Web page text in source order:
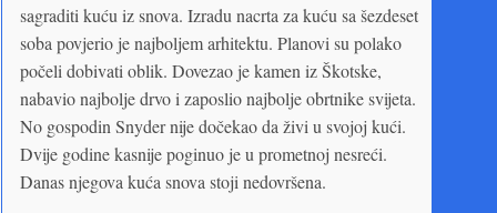
sagraditi kuću iz snova. Izradu nacrta za kuću sa šezdeset
soba povjerio je najboljem arhitektu. Planovi su polako
počeli dobivati oblik. Dovezao je kamen iz Škotske,
nabavio najbolje drvo i zaposlio najbolje obrtnike svijeta.
No gospodin Snyder nije dočekao da živi u svojoj kući.
Dvije godine kasnije poginuo je u prometnoj nesreći.
Danas njegova kuća snova stoji nedovršena.